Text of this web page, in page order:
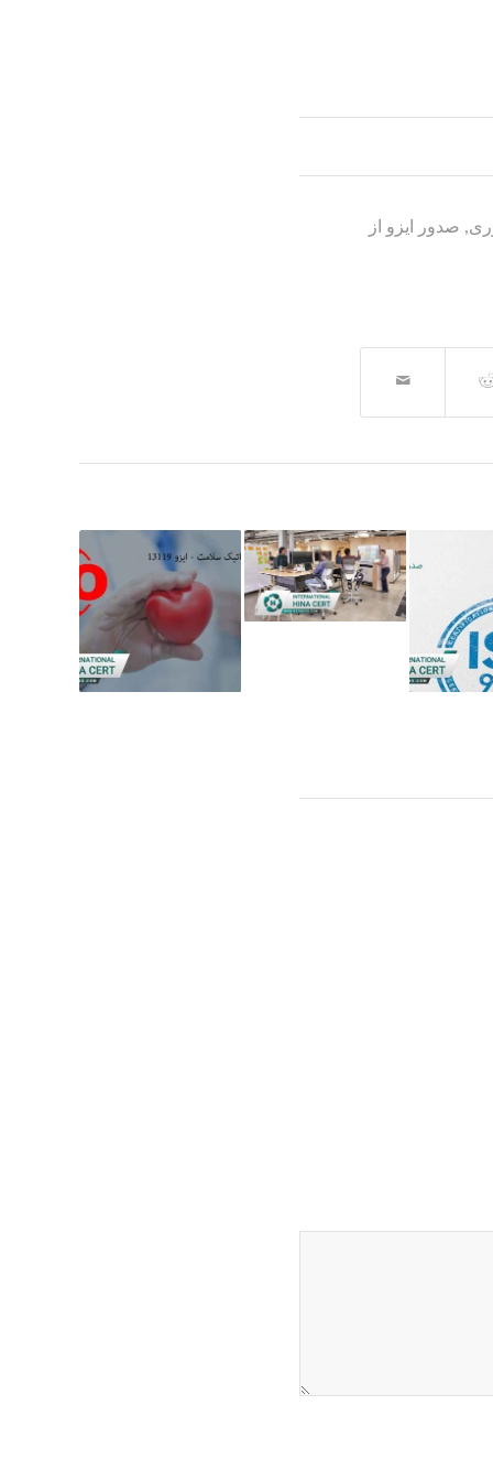
, صدور ایزو از